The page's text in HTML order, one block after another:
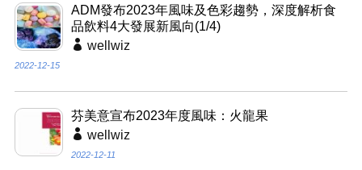
ADM發布2023年風味及色彩趨勢，深度解析食
品飲料4大發展新風向(1/4)
wellwiz
2022-12-15
芬美意宣布2023年度風味：火龍果
wellwiz
2022-12-11